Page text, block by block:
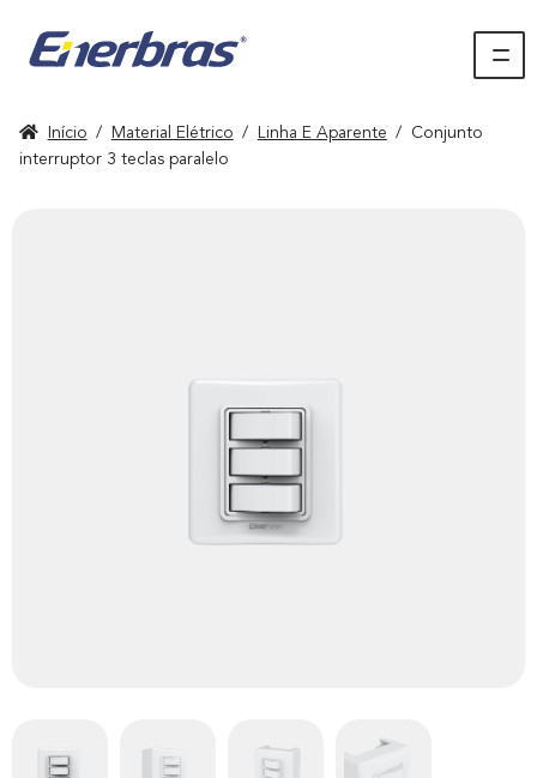
Início / Material Elétrico / Linha E Aparente /
Conjunto
interruptor 3 teclas paralelo